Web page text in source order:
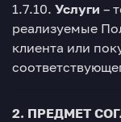
1.7.10. Услуги –
реализуемые
клиента или
2. ПРЕДМЕТ